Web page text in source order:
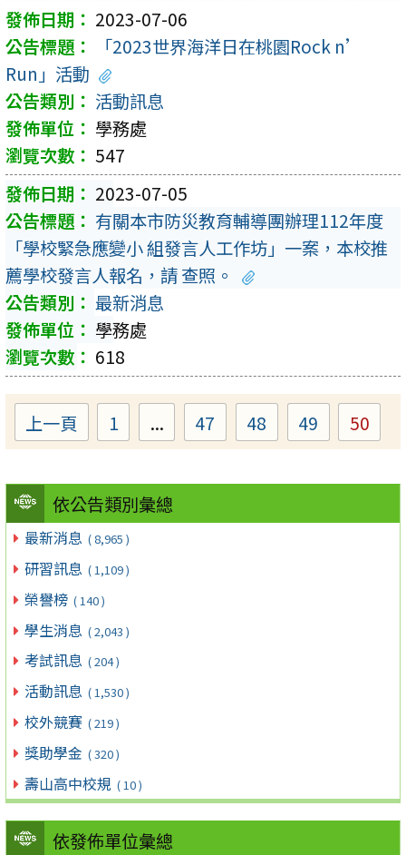
依公告類別彙總
最新消息 ( 8,965 )
研習訊息 ( 1,109 )
榮譽榜 ( 140 )
學生消息 ( 2,043 )
考試訊息 ( 204 )
活動訊息 ( 1,530 )
校外競賽 ( 219 )
獎助學金 ( 320 )
壽山高中校規 ( 10 )
依發佈單位彙總
2023-07-06
「2023世界海洋日在桃園Rock n’
Run」活動
活動訊息
學務處
547
2023-07-05
有關本市防災教育輔導團辦理112年度
「學校緊急應變小 組發言人工作坊」一案，本校推
薦學校發言人報名，請 查照。
最新消息
學務處
618
上一頁 Page
1 ... Page
47 Page
48 Page
49 Page
50